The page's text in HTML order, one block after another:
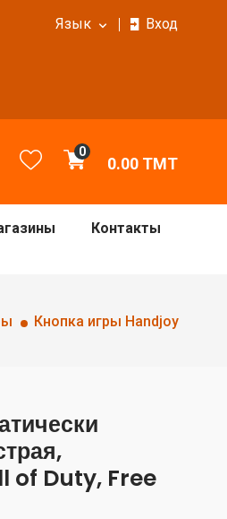
Язык Вход
0
0.00 TMT
Контакты
Кнопка игры Handjoy
of Duty, Free